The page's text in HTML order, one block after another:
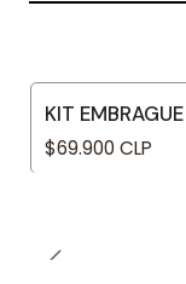
KIT
$69.900 CLP